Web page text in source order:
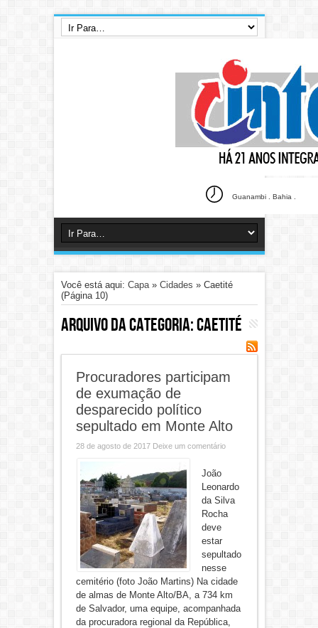
Guanambi . Bahia .
Você está aqui: Capa» Cidades » Caetité
(Página 10)
Arquivo da categoria:Caetité
Procuradores participam
de exumação de
desparecido político
sepultado em Monte Alto
28 de agosto de 2017 Deixe um comentário
João
Leonardo
da Silva
Rocha
deve
estar
sepultado
nesse
cemitério (foto João Martins) Na cidade
de almas de Monte Alto/BA, a 734 km
de Salvador, uma equipe, acompanhada
da procuradora regional da República,